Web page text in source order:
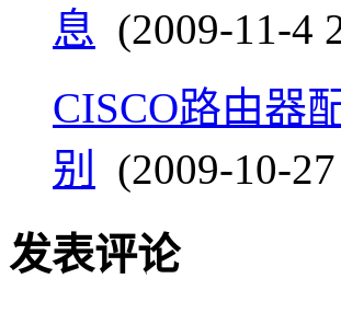
息 (2009-11-4
CISCO路由器
别
(2009-10-
发表评论